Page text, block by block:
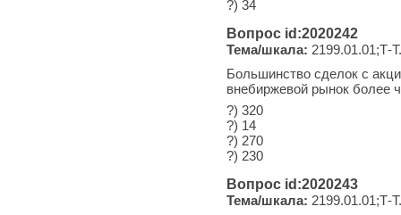
?) 34
Вопрос id:2020242
Тема/шкала: 2199.01.01;Т-
Большинство сделок с
внебиржевой рынок более
?) 320
?) 14
?) 270
?) 230
Вопрос id:2020243
Тема/шкала: 2199.01.01;Т-